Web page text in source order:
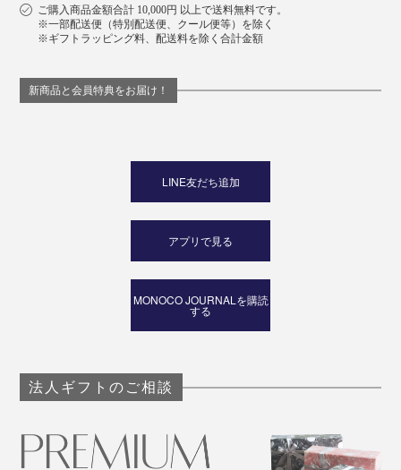
ご購入商品金額合計 10,000円 以上で送料無料です。
※一部配送便（特別配送便、クール便等）を除く
※ギフトラッピング料、配送料を除く合計金額
新商品と会員特典をお届け！
LINE友だち追加
アプリで見る
MONOCO JOURNALを購読
する
法人ギフトのご相談